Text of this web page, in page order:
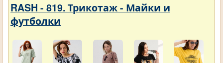
RASH - 819. Трикотаж - Майки и
футболки